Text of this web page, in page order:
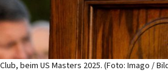
beim US Masters 2025. (Foto: Imago /